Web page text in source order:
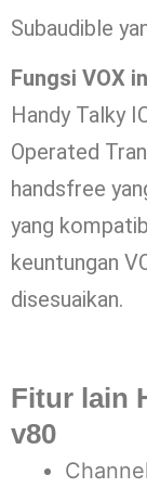
Subaudible
Fungsi VOX
Handy Talky
Operated
handsfree
yang
keuntungan
disesuaikan.
Fitur lain
v80